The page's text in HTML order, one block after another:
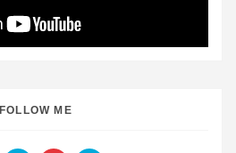
FOLLOW ME